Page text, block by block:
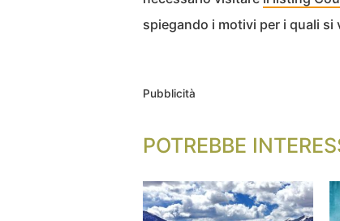
spiegando i motivi per i quali
Pubblicità
POTREBBE